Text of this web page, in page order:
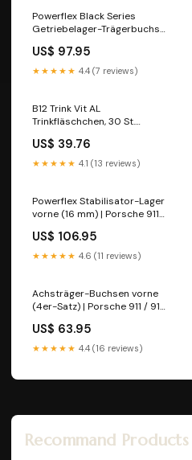
Powerflex Black Series
Getriebelager-Trägerbuchse
US$ 97.95
★★★★★ 4.4 (7 reviews)
B12 Trink Vit AL
Trinkfläschchen, 30 St.
Hersteller_Wörwag Pharma
GmbH & Co. KG
US$ 39.76
★★★★★ 4.1 (13 reviews)
Powerflex Stabilisator-Lager
vorne (16 mm) | Porsche 911
US$ 106.95
★★★★★ 4.6 (11 reviews)
Achsträger-Buchsen vorne
(4er-Satz) | Porsche 911 / 912
US$ 63.95
★★★★★ 4.4 (16 reviews)
Recommand Products